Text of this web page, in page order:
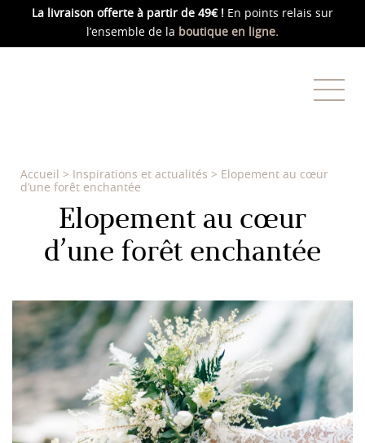
La livraison offerte à partir de 49€ ! En points relais sur
l’ensemble de la boutique en ligne.
Accueil > Inspirations et actualités > Elopement au cœur
d’une forêt enchantée
Elopement au cœur
d’une forêt enchantée